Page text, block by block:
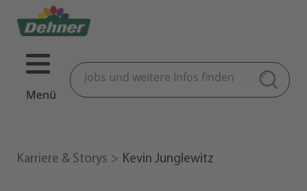
Menü
Karriere & Storys Kevin Junglewitz